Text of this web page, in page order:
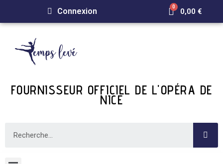
Connexion 0,00 €
FOURNISSEUR OFFICIEL DE L'OPÉRA DE
NICE